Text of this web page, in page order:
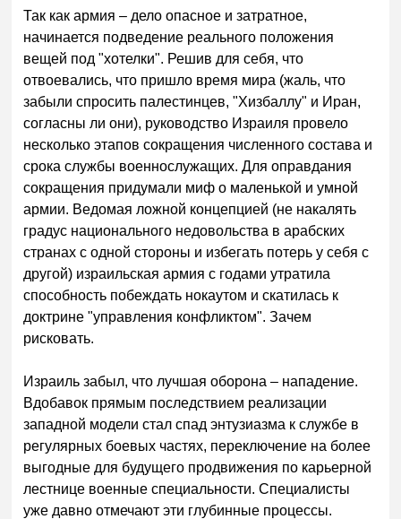
Так как армия – дело опасное и затратное,
начинается подведение реального положения
вещей под "хотелки". Решив для себя, что
отвоевались, что пришло время мира (жаль, что
забыли спросить палестинцев, "Хизбаллу" и Иран,
согласны ли они), руководство Израиля провело
несколько этапов сокращения численного состава и
срока службы военнослужащих. Для оправдания
сокращения придумали миф о маленькой и умной
армии. Ведомая ложной концепцией (не накалять
градус национального недовольства в арабских
странах с одной стороны и избегать потерь у себя с
другой) израильская армия с годами утратила
способность побеждать нокаутом и скатилась к
доктрине "управления конфликтом". Зачем
рисковать.
Израиль забыл, что лучшая оборона – нападение.
Вдобавок прямым последствием реализации
западной модели стал спад энтузиазма к службе в
регулярных боевых частях, переключение на более
выгодные для будущего продвижения по карьерной
лестнице военные специальности. Специалисты
уже давно отмечают эти глубинные процессы.